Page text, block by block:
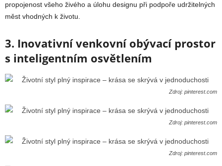
propojenost všeho živého a úlohu designu při podpoře udržitelných
měst vhodných k životu.
3. Inovativní venkovní obývací prostor
s inteligentním osvětlením
Zdroj: pinterest.com
Zdroj: pinterest.com
Zdroj: pinterest.com